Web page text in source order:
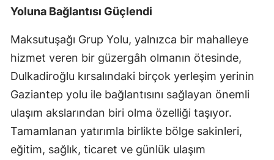
Yoluna Bağlantısı Güçlendi
Maksutuşağı Grup Yolu, yalnızca bir mahalleye
hizmet veren bir güzergâh olmanın ötesinde,
Dulkadiroğlu kırsalındaki birçok yerleşim yerinin
Gaziantep yolu ile bağlantısını sağlayan önemli
ulaşım akslarından biri olma özelliği taşıyor.
Tamamlanan yatırımla birlikte bölge sakinleri,
eğitim, sağlık, ticaret ve günlük ulaşım